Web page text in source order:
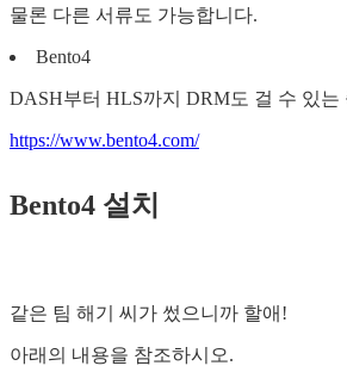
물론 다른 서류도 가능합니다.
Bento4
DASH부터 HLS까지 DRM도 걸 수 있는
https://www.bento4.com/
Bento4 설치
같은 팀 해기 씨가 썼으니까 할애!
아래의 내용을 참조하시오.